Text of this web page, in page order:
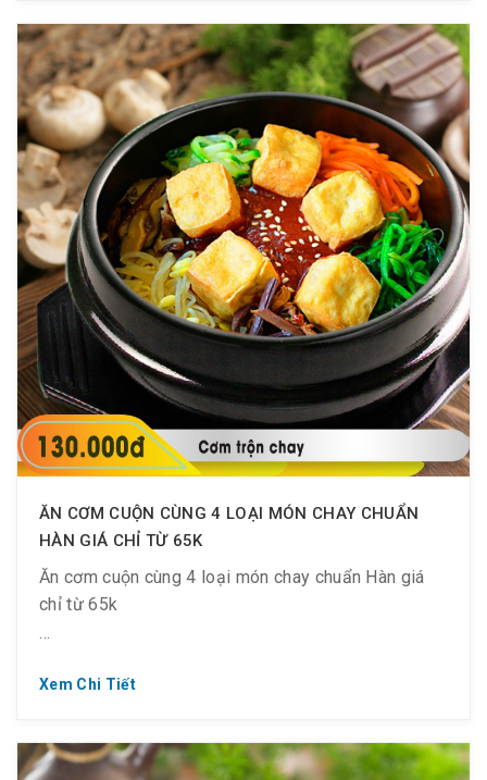
Wagyu Steak (200 gram – 1.200K)
Thêm ngọt ngào với ưu đãi thức uống:
? Sinh tố dâu tươi ngon chỉ 20K (Giá gốc 55K)
? Sinh tố bơ cà phê độc đáo chỉ 20K (Giá gốc 55K)
⏰ Áp dụng: từ 11.05 ~ 14.06.2020
ĂN CƠM CUỘN CÙNG 4 LOẠI MÓN CHAY CHUẨN
HÀN GIÁ CHỈ TỪ 65K
Ăn cơm cuộn cùng 4 loại món chay chuẩn Hàn giá
chỉ từ 65k
? 65K – Cơm cuộn chay Hàn Quốc
Xem Chi Tiết